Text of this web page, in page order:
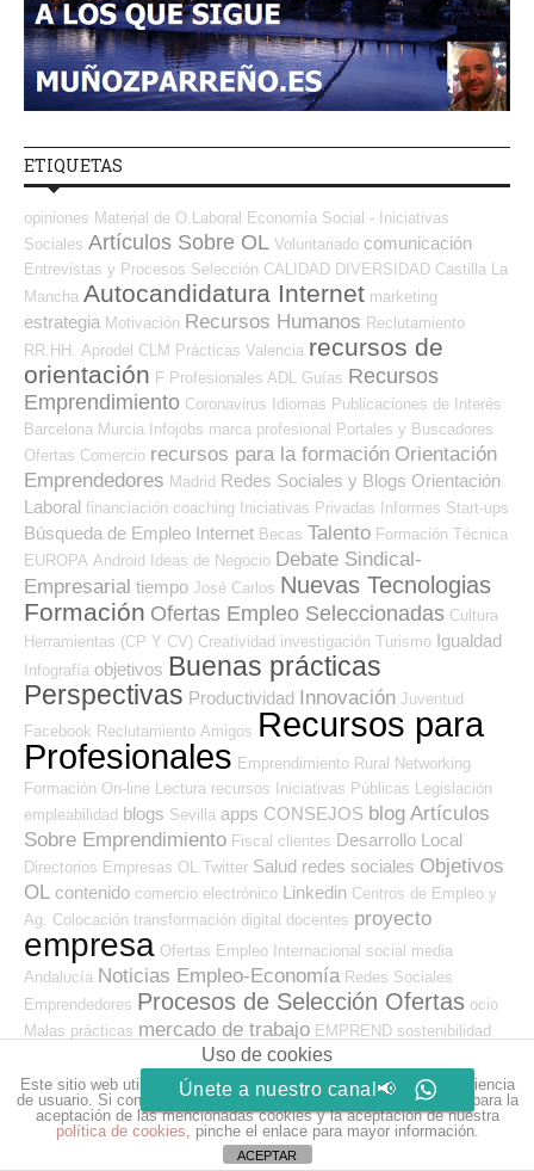
ETIQUETAS
opiniones Material de O.Laboral Economía Social - Iniciativas
Sociales Artículos Sobre OL Voluntariado comunicación
Entrevistas y Procesos Selección CALIDAD DIVERSIDAD Castilla La
Mancha Autocandidatura Internet marketing
estrategia Motivación Recursos Humanos Reclutamiento
RR.HH. Aprodel CLM Prácticas Valencia recursos de
orientación F Profesionales ADL Guías Recursos
Emprendimiento Coronavirus Idiomas Publicaciones de Interés
Barcelona Murcia Infojobs marca profesional Portales y Buscadores
Ofertas Comercio recursos para la formación Orientación
Emprendedores Madrid Redes Sociales y Blogs Orientación
Laboral financiación coaching Iniciativas Privadas Informes Start-ups
Búsqueda de Empleo Internet Becas Talento Formación Técnica
EUROPA Android Ideas de Negocio Debate Sindical-
Empresarial tiempo José Carlos Nuevas Tecnologias
Formación Ofertas Empleo Seleccionadas Cultura
Herramientas (CP Y CV) Creatividad investigación Turismo Igualdad
Infografía objetivos Buenas prácticas
Perspectivas Productividad Innovación Juventud
Facebook Reclutamiento Amigos Recursos para
Profesionales Emprendimiento Rural Networking
Formación On-line Lectura recursos Iniciativas Públicas Legislación
empleabilidad blogs Sevilla apps CONSEJOS blog Artículos
Sobre Emprendimiento Fiscal clientes Desarrollo Local
Directorios Empresas OL Twitter Salud redes sociales Objetivos
OL contenido comercio electrónico Linkedin Centros de Empleo y
Ag. Colocación transformación digital docentes proyecto
empresa Ofertas Empleo Internacional social media
Andalucía Noticias Empleo-Economía Redes Sociales
Emprendedores Procesos de Selección Ofertas ocio
Malas prácticas mercado de trabajo EMPREND sostenibilidad
Medio Ambiente Smartphone trabajo
de Riesgos Laborales
Iniciativas Locales descargas
Uso de cookies
Este sitio web utiliza cookies para que usted tenga la mejor experiencia
de usuario. Si continúa navegando está dando su consentimiento para la
aceptación de las mencionadas cookies y la aceptación de nuestra
política de cookies, pinche el enlace para mayor información.
ACEPTAR
Únete a nuestro canal📢